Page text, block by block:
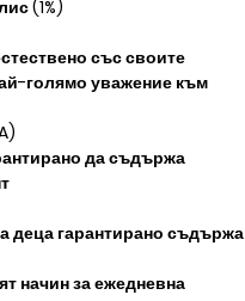
(1%)
със своите
голямо уважение към
да съдържа
деца гарантирано съдържа
начин за ежедневна